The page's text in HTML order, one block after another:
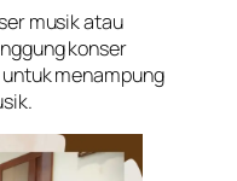
musik atau
konser
menampung